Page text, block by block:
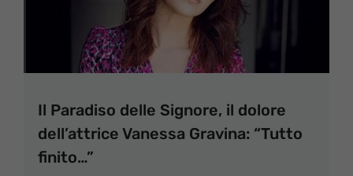
Il Paradiso delle Signore, il dolore
dell’attrice Vanessa Gravina: “Tutto
finito…”